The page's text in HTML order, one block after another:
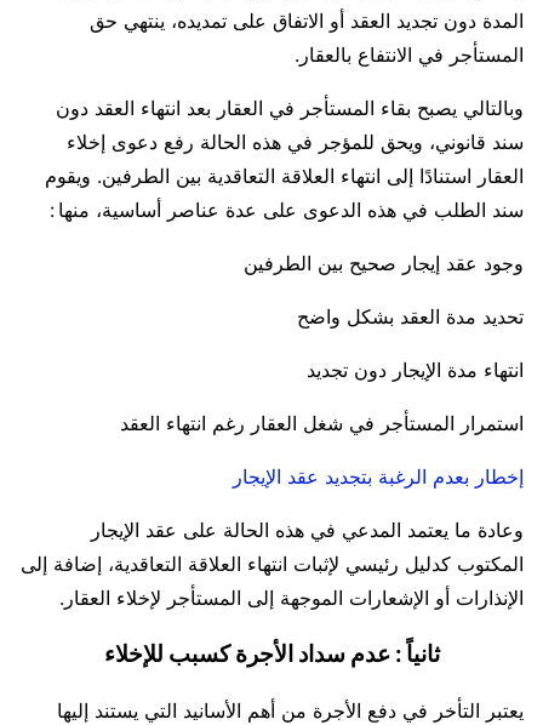
المدة دون تجديد العقد أو الاتفاق على تمديده، ينتهي حق
المستأجر في الانتفاع بالعقار.
وبالتالي يصبح بقاء المستأجر في العقار بعد انتهاء العقد دون
سند قانوني، ويحق للمؤجر في هذه الحالة رفع دعوى إخلاء
العقار استنادًا إلى انتهاء العلاقة التعاقدية بين الطرفين. ويقوم
سند الطلب في هذه الدعوى على عدة عناصر أساسية، منها :
وجود عقد إيجار صحيح بين الطرفين
تحديد مدة العقد بشكل واضح
انتهاء مدة الإيجار دون تجديد
استمرار المستأجر في شغل العقار رغم انتهاء العقد
إخطار بعدم الرغبة بتجديد عقد الإيجار
وعادة ما يعتمد المدعي في هذه الحالة على عقد الإيجار
المكتوب كدليل رئيسي لإثبات انتهاء العلاقة التعاقدية، إضافة إلى
الإنذارات أو الإشعارات الموجهة إلى المستأجر لإخلاء العقار.
ثانياً : عدم سداد الأجرة كسبب للإخلاء
يعتبر التأخر في دفع الأجرة من أهم الأسانيد التي يستند إليها